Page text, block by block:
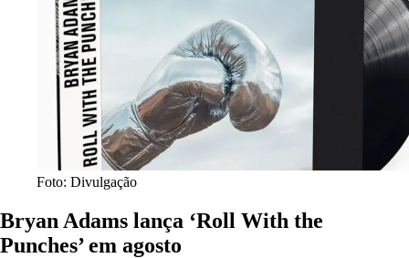
Foto: Divulgação
Bryan Adams lança ‘Roll With the
Punches’ em agosto